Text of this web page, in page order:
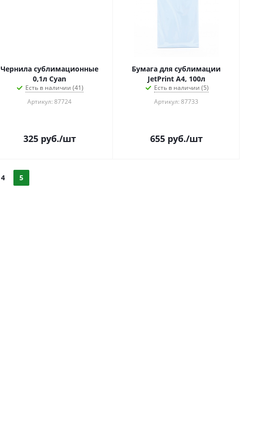
Чернила сублимационные
0,1л Cyan
Есть в наличии (41)
Артикул: 87724
325руб./шт
Бумага для сублимации
JetPrint А4, 100л
Есть в наличии (5)
Артикул: 87733
655руб./шт
4 5